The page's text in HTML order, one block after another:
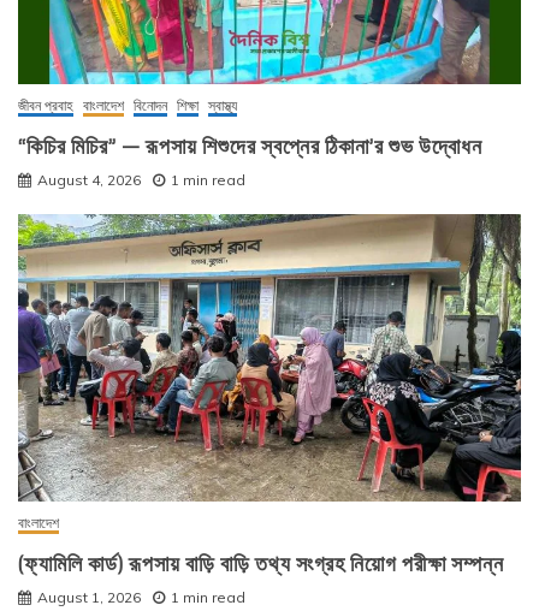
জীবন প্রবাহ বাংলাদেশ বিনোদন শিক্ষা স্বাস্থ্য
“কিচির মিচির” — রূপসায় শিশুদের স্বপ্নের ঠিকানা’র শুভ উদ্বোধন
August 4, 2026 1 min read
বাংলাদেশ
(ফ্যামিলি কার্ড) রূপসায় বাড়ি বাড়ি তথ্য সংগ্রহ নিয়োগ পরীক্ষা সম্পন্ন
August 1, 2026 1 min read